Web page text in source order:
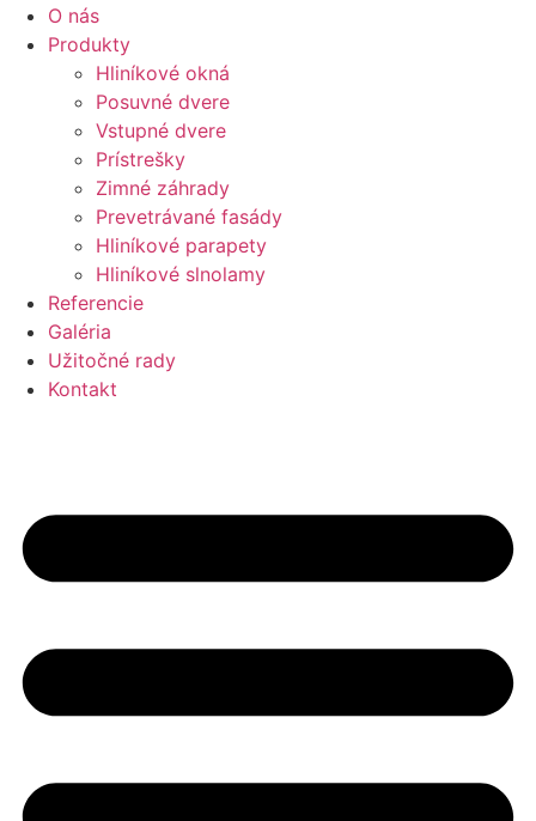
O nás
Produkty
Hliníkové okná
Posuvné dvere
Vstupné dvere
Prístrešky
Zimné záhrady
Prevetrávané fasády
Hliníkové parapety
Hliníkové slnolamy
Referencie
Galéria
Užitočné rady
Kontakt